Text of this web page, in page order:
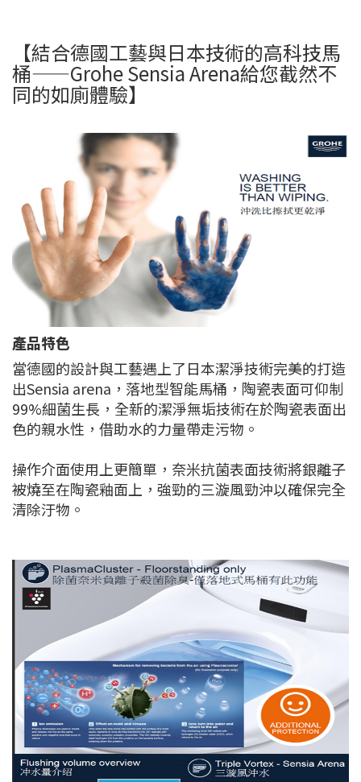
【結合德國工藝與日本技術的高科技馬
桶——Grohe Sensia Arena給您截然不
同的如廁體驗】
產品特色
當德國的設計與工藝遇上了日本潔淨技術完美的打造
出Sensia arena，落地型智能馬桶，陶瓷表面可仰制
99%細菌生長，全新的潔淨無垢技術在於陶瓷表面出
色的親水性，借助水的力量帶走污物。
操作介面使用上更簡單，奈米抗菌表面技術將銀離子
被燒至在陶瓷釉面上，強勁的三漩風勁沖以確保完全
清除汙物。